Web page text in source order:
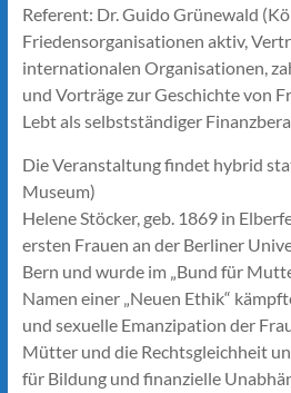
Referent: Dr. Guido Grünewald
Friedensorganisationen aktiv,
internationalen Organisationen,
und Vorträge zur Geschichte von
Lebt als selbstständiger
Die Veranstaltung findet hybrid
Museum)
Helene Stöcker, geb. 1869 in
ersten Frauen an der Berliner
Bern und wurde im „Bund für
Namen einer „Neuen Ethik“
und sexuelle Emanzipation der
Mütter und die Rechtsgleichheit
für Bildung und finanzielle